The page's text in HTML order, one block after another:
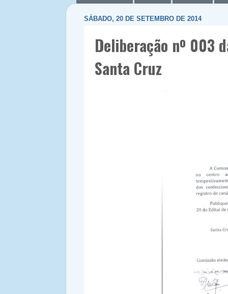
SÁBADO, 20 DE SETEMBRO DE 2014
Deliberação nº 003
Santa Cruz